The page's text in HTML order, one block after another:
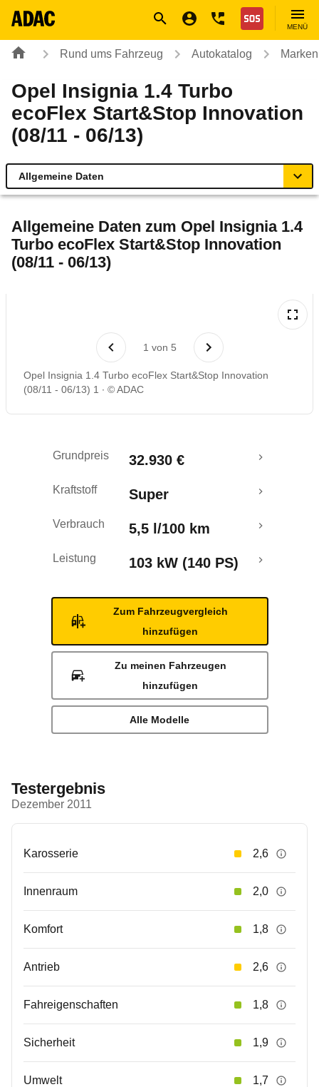
Nothilfe
MENÜ
Rund ums Fahrzeug Autokatalog
Opel Insignia 1.4 Turbo
ecoFlex Start&Stop Innovation
(08/11 - 06/13)
Allgemeine Daten
Technische Daten
Rückrufe & Mängel
Crashtest
Allgemeine Daten zum Opel Insignia 1.4
Turbo ecoFlex Start&Stop Innovation
(08/11 - 06/13)
1 von 5
Opel Insignia 1.4 Turbo ecoFlex Start&Stop Innovation
(08/11 - 06/13) 1
© ADAC
Grundpreis 32.930 €
Kraftstoff Super
Verbrauch 5,5 l/100 km
Leistung 103 kW (140 PS)
Zum Fahrzeugvergleich
hinzufügen
Zu meinen Fahrzeugen
hinzufügen
Alle Modelle
Testergebnis
Dezember 2011
Karosserie 2,6
Innenraum 2,0
Komfort 1,8
Antrieb 2,6
Fahreigenschaften 1,8
Sicherheit 1,9
Umwelt 1,7